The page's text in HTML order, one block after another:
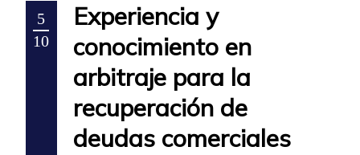
5
10
Experiencia y
conocimiento en
arbitraje para la
recuperación de
deudas comerciales